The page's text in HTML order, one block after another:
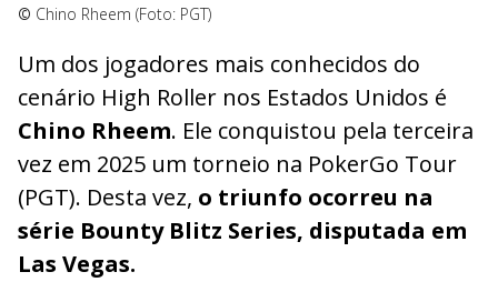
© Chino Rheem (Foto: PGT)
Um dos jogadores mais conhecidos do
cenário High Roller nos Estados Unidos é
Chino Rheem. Ele conquistou pela terceira
vez em 2025 um torneio na PokerGo Tour
(PGT). Desta vez, o triunfo ocorreu na
série Bounty Blitz Series, disputada em
Las Vegas.